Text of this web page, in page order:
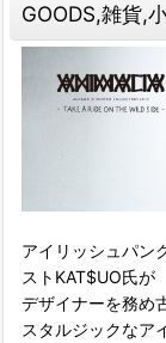
GOODS,雑貨,
アイリッシュパン
ストKAT$UO氏が
デザイナーを務め
スタルジックなア